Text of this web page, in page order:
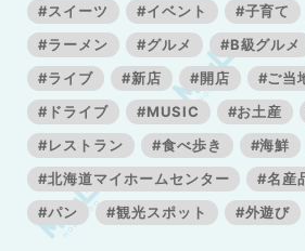
#スイーツ #イベント #子育て
#ラーメン
#グルメ #B級グルメ
#ライブ
#新店 #開店 #ご当
#ドライブ
#MUSIC #お土産
#レストラン
#食べ歩き #海鮮
#北海道マイホームセンター
#名産
#パン
#観光スポット #外遊び